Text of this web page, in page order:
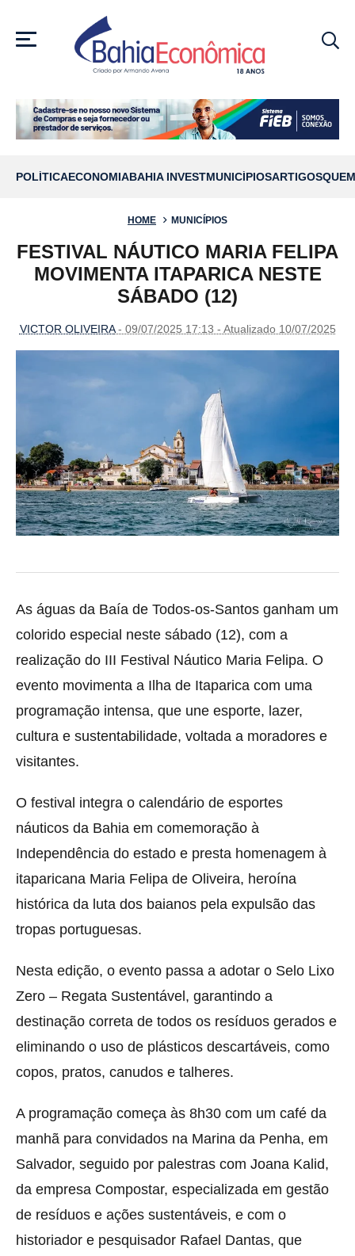
MENU
POLÍTICAECONOMIABAHIA INVESTMUNICÍPIOSARTIGOS
HOME MUNICÍPIOS
FESTIVAL NÁUTICO MARIA FELIPA
MOVIMENTA ITAPARICA NESTE
SÁBADO (12)
VICTOR OLIVEIRA- 09/07/2025 17:13 - Atualizado 10/07/2025
As águas da Baía de Todos-os-Santos ganham um
colorido especial neste sábado (12), com a
realização do III Festival Náutico Maria Felipa. O
evento movimenta a Ilha de Itaparica com uma
programação intensa, que une esporte, lazer,
cultura e sustentabilidade, voltada a moradores e
visitantes.
O festival integra o calendário de esportes
náuticos da Bahia em comemoração à
Independência do estado e presta homenagem à
itaparicana Maria Felipa de Oliveira, heroína
histórica da luta dos baianos pela expulsão das
tropas portuguesas.
Nesta edição, o evento passa a adotar o Selo Lixo
Zero – Regata Sustentável, garantindo a
destinação correta de todos os resíduos gerados e
eliminando o uso de plásticos descartáveis, como
copos, pratos, canudos e talheres.
A programação começa às 8h30 com um café da
manhã para convidados na Marina da Penha, em
Salvador, seguido por palestras com Joana Kalid,
da empresa Compostar, especializada em gestão
de resíduos e ações sustentáveis, e com o
historiador e pesquisador Rafael Dantas, que